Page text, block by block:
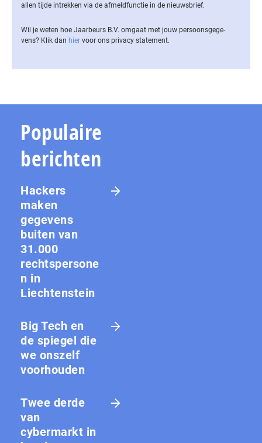
allen tijde intrekken via de af­meld­func­tie in de nieuwsbrief.
Wil je weten hoe Jaarbeurs B.V. omgaat met jouw per­soons­ge­ge­
vens? Klik dan hier voor ons privacy statement.
Populaire
berichten
Hackers
maken
gegevens
buiten van
31.000
rechtspersone
n in
Liechtenstein
Big Tech en
de spiegel die
we onszelf
voorhouden
Twee derde
van
cybermarkt in